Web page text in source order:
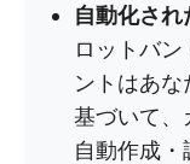
自動化され
ロットバ
ントはあ
基づいて、
自動作成・